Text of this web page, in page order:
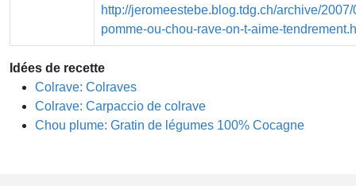
http://jeromeestebe.blog.tdg.ch/archive/
pomme-ou-chou-rave-on-t-aime-
Idées de recette
Colrave: Colraves
Colrave: Carpaccio de colrave
Chou plume: Gratin de légumes 100% Cocagne